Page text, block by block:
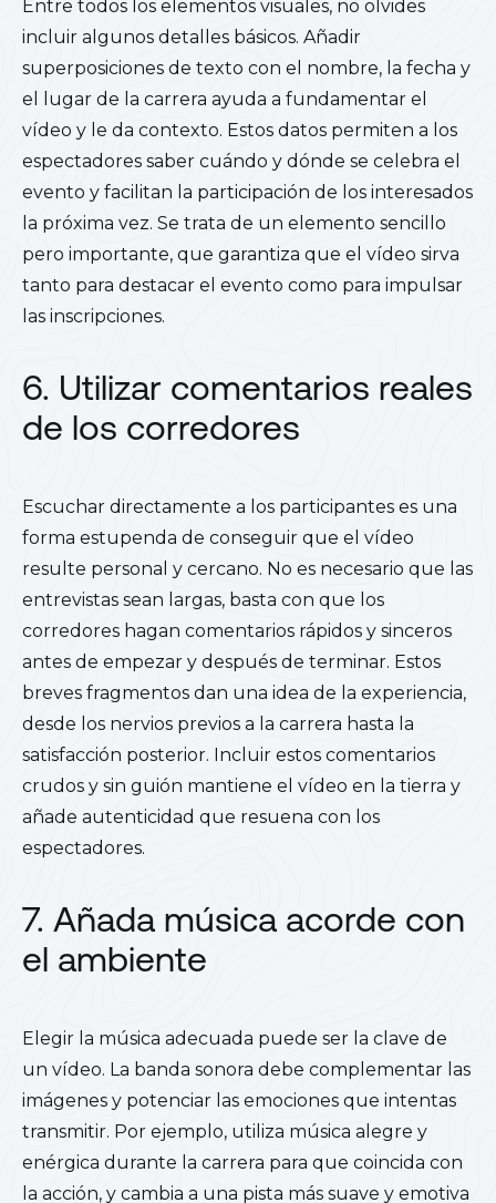
Entre todos los elementos visuales, no olvides
incluir algunos detalles básicos. Añadir
superposiciones de texto con el nombre, la fecha y
el lugar de la carrera ayuda a fundamentar el
vídeo y le da contexto. Estos datos permiten a los
espectadores saber cuándo y dónde se celebra el
evento y facilitan la participación de los interesados
la próxima vez. Se trata de un elemento sencillo
pero importante, que garantiza que el vídeo sirva
tanto para destacar el evento como para impulsar
las inscripciones.
6. Utilizar comentarios reales
de los corredores
Escuchar directamente a los participantes es una
forma estupenda de conseguir que el vídeo
resulte personal y cercano. No es necesario que las
entrevistas sean largas, basta con que los
corredores hagan comentarios rápidos y sinceros
antes de empezar y después de terminar. Estos
breves fragmentos dan una idea de la experiencia,
desde los nervios previos a la carrera hasta la
satisfacción posterior. Incluir estos comentarios
crudos y sin guión mantiene el vídeo en la tierra y
añade autenticidad que resuena con los
espectadores.
7. Añada música acorde con
el ambiente
Elegir la música adecuada puede ser la clave de
un vídeo. La banda sonora debe complementar las
imágenes y potenciar las emociones que intentas
transmitir. Por ejemplo, utiliza música alegre y
enérgica durante la carrera para que coincida con
la acción, y cambia a una pista más suave y emotiva